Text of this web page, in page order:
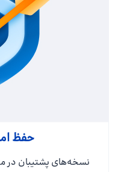
حفظ
نسخه‌های پشتیبان در